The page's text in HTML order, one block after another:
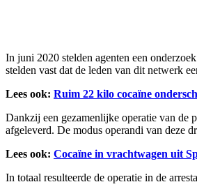
In juni 2020 stelden agenten een
stelden vast dat de leden van dit netwerk
Lees ook: Ruim 22 kilo cocaïne
Dankzij een gezamenlijke operatie van de
afgeleverd. De modus operandi van deze
Lees ook: Cocaïne in vrachtwagen uit
In totaal resulteerde de operatie in de